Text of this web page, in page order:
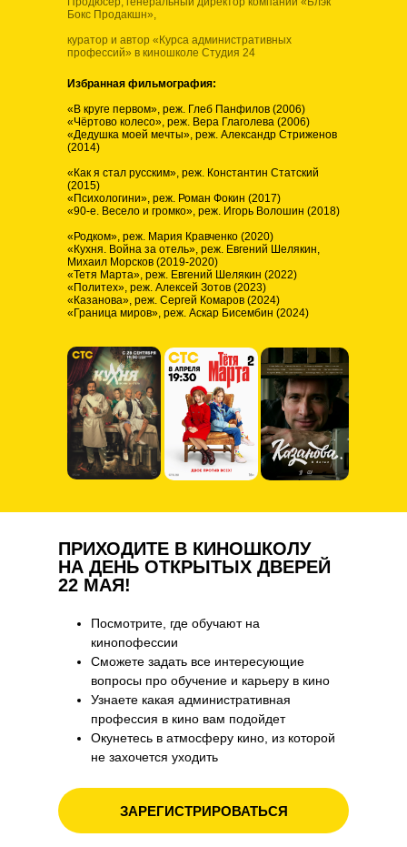
Бокс Продакшн»,
куратор и автор «Курса административных
профессий» в киношколе Студия 24
Избранная фильмография:
«В круге первом», реж. Глеб Панфилов (2006)
«Чёртово колесо», реж. Вера Глаголева (2006)
«Дедушка моей мечты», реж. Александр Стриженов
(2014)
«Как я стал русским», реж. Константин Статский
(2015)
«Психологини», реж. Роман Фокин (2017)
«90-е. Весело и громко», реж. Игорь Волошин (2018)
«Родком», реж. Мария Кравченко (2020)
«Кухня. Война за отель», реж. Евгений Шелякин,
Михаил Морсков (2019-2020)
«Тетя Марта», реж. Евгений Шелякин (2022)
«Политех», реж. Алексей Зотов (2023)
«Казанова», реж. Сергей Комаров (2024)
«Граница миров», реж. Аскар Бисембин (2024)
ЗАРЕГИСТРИРОВАТЬСЯ
Посмотрите, где обучают на
кинопофессии
Сможете задать все интересующие
вопросы про обучение и карьеру в кино
Узнаете какая административная
профессия в кино вам подойдет
Окунетесь в атмосферу кино, из которой
не захочется уходить
ПРИХОДИТЕ В КИНОШКОЛУ
НА ДЕНЬ ОТКРЫТЫХ ДВЕРЕЙ
22 МАЯ!